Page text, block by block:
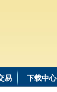
易 下载中心